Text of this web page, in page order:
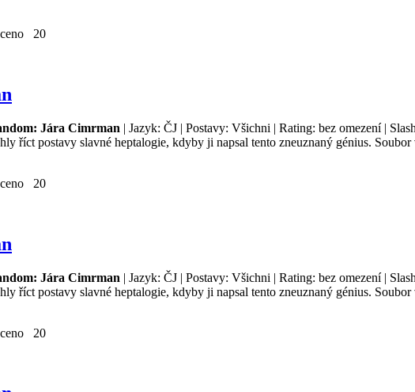
20
Jára Cimrman | Jazyk: ČJ | Postavy: Všichni | Rating: bez omezení |
říct postavy slavné heptalogie, kdyby ji napsal tento zneuznaný génius.
20
Jára Cimrman | Jazyk: ČJ | Postavy: Všichni | Rating: bez omezení |
říct postavy slavné heptalogie, kdyby ji napsal tento zneuznaný génius.
20